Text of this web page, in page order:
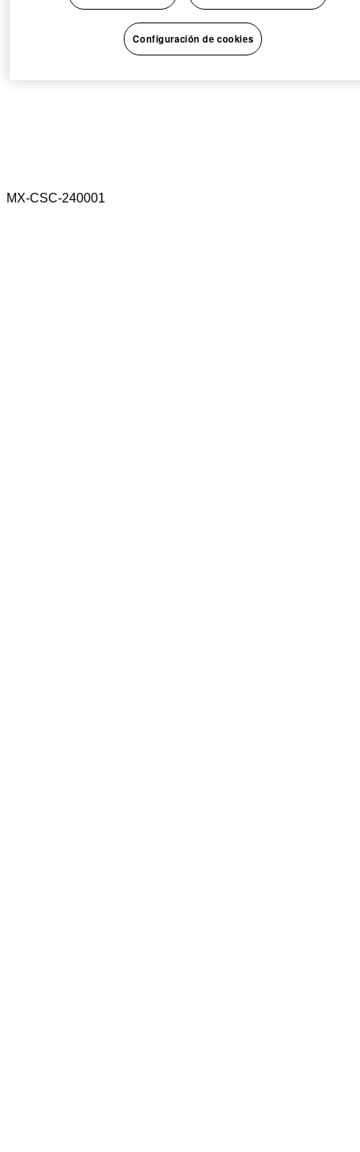
MX-CSC-240001
Configuración de cookies